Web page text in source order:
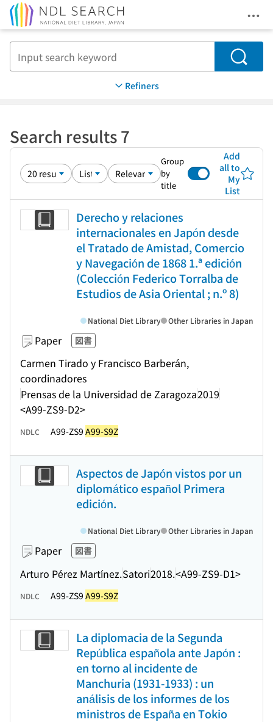
Search
Refiners
Search results 7
Group
by
title
Add
all to
My
List
Derecho y relaciones
internacionales en Japón desde
el Tratado de Amistad, Comercio
y Navegación de 1868 1.ª edición
(Colección Federico Torralba de
Estudios de Asia Oriental ; n.º 8)
Paper 図書
Carmen Tirado y Francisco Barberán,
coordinadores
Prensas de la Universidad de Zaragoza2019
<A99-ZS9-D2>
National Diet Library Other Libraries in Japan
NDLC A99-ZS9 A99-S9Z
Aspectos de Japón vistos por un
diplomático español Primera
edición.
Paper 図書
Arturo Pérez Martínez.Satori2018.<A99-ZS9-D1>
National Diet Library Other Libraries in Japan
NDLC A99-ZS9 A99-S9Z
La diplomacia de la Segunda
República española ante Japón :
en torno al incidente de
Manchuria (1931-1933) : un
análisis de los informes de los
ministros de España en Tokio